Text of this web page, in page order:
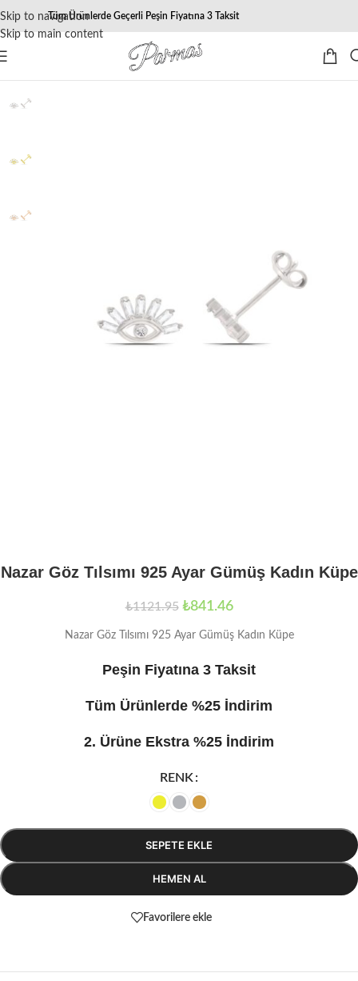
Skip to navigation
Skip to main content
Tüm Ürünlerde Geçerli Peşin Fiyatına 3 Taksit
Nazar Göz Tılsımı 925 Ayar Gümüş Kadın Küpe
₺1121.95 ₺841.46
Nazar Göz Tılsımı 925 Ayar Gümüş Kadın Küpe
Peşin Fiyatına 3 Taksit
Tüm Ürünlerde %25 İndirim
2. Ürüne Ekstra %25 İndirim
RENK
SEPETE EKLE
HEMEN AL
Favorilere ekle